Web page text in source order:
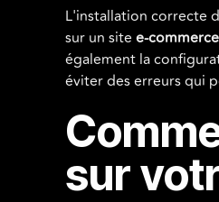
L'installation correcte
sur un site e-commerce
également la
éviter des erreurs qui
sur